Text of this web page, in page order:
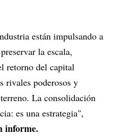
están impulsando a
la escala,
retorno del capital
rivales poderosos y
La consolidación
es una estrategia",
informe.